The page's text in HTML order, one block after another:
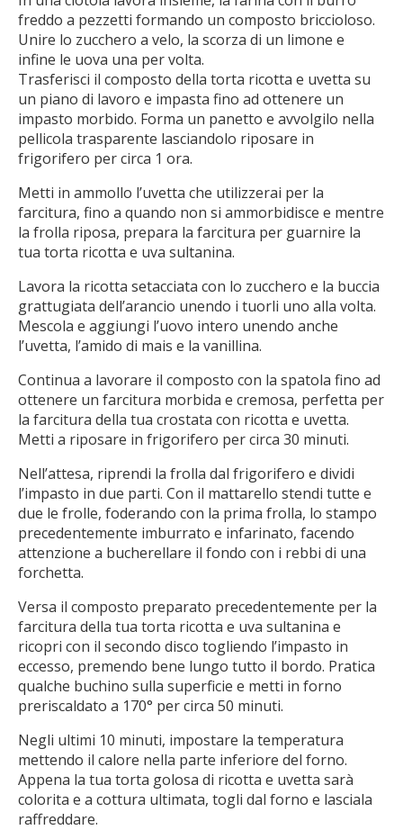
freddo a pezzetti formando un composto briccioloso.
Unire lo zucchero a velo, la scorza di un limone e
infine le uova una per volta.
Trasferisci il composto della torta ricotta e uvetta su
un piano di lavoro e impasta fino ad ottenere un
impasto morbido. Forma un panetto e avvolgilo nella
pellicola trasparente lasciandolo riposare in
frigorifero per circa 1 ora.
Metti in ammollo l’uvetta che utilizzerai per la
farcitura, fino a quando non si ammorbidisce e mentre
la frolla riposa, prepara la farcitura per guarnire la
tua torta ricotta e uva sultanina.
Lavora la ricotta setacciata con lo zucchero e la buccia
grattugiata dell’arancio unendo i tuorli uno alla volta.
Mescola e aggiungi l’uovo intero unendo anche
l’uvetta, l’amido di mais e la vanillina.
Continua a lavorare il composto con la spatola fino ad
ottenere un farcitura morbida e cremosa, perfetta per
la farcitura della tua crostata con ricotta e uvetta.
Metti a riposare in frigorifero per circa 30 minuti.
Nell’attesa, riprendi la frolla dal frigorifero e dividi
l’impasto in due parti. Con il mattarello stendi tutte e
due le frolle, foderando con la prima frolla, lo stampo
precedentemente imburrato e infarinato, facendo
attenzione a bucherellare il fondo con i rebbi di una
forchetta.
Versa il composto preparato precedentemente per la
farcitura della tua torta ricotta e uva sultanina e
ricopri con il secondo disco togliendo l’impasto in
eccesso, premendo bene lungo tutto il bordo. Pratica
qualche buchino sulla superficie e metti in forno
preriscaldato a 170° per circa 50 minuti.
Negli ultimi 10 minuti, impostare la temperatura
mettendo il calore nella parte inferiore del forno.
Appena la tua torta golosa di ricotta e uvetta sarà
colorita e a cottura ultimata, togli dal forno e lasciala
raffreddare.